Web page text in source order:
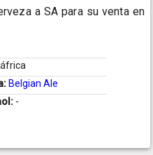
a SA para su venta en
Belgian Ale
-